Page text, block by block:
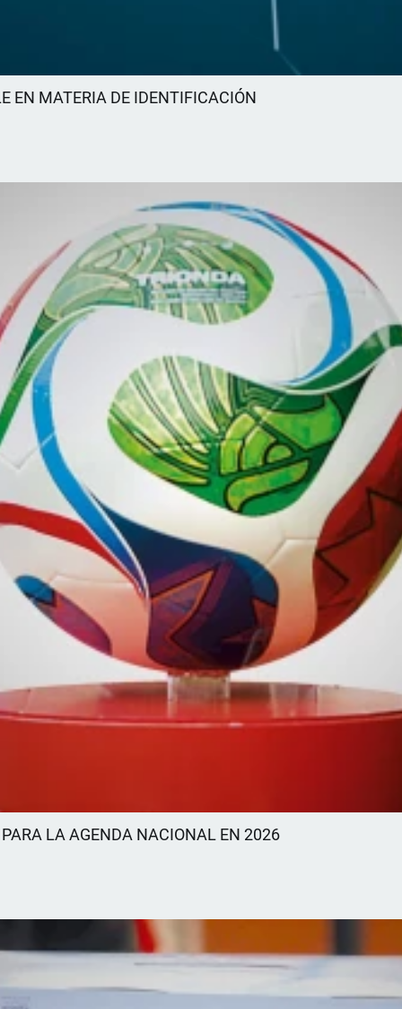
EN MATERIA DE IDENTIFICACIÓN
LA AGENDA NACIONAL EN 2026